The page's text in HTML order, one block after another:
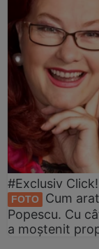
#Exclusiv Click!
FOTO
Cum
Popescu. Cu
a moștenit